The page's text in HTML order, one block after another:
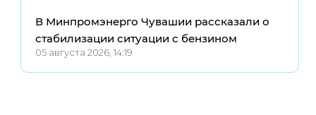
В Минпромэнерго Чувашии рассказали о
стабилизации ситуации с бензином
05 августа 2026, 14:19